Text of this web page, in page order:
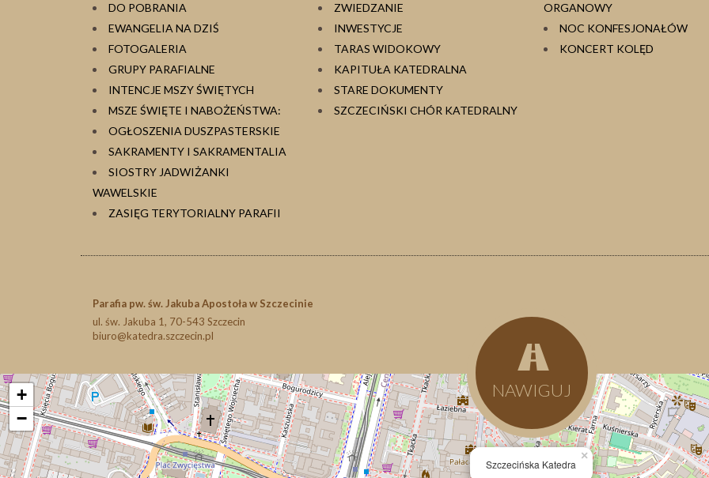
DO POBRANIA
EWANGELIA NA DZIŚ
FOTOGALERIA
GRUPY PARAFIALNE
INTENCJE MSZY ŚWIĘTYCH
MSZE ŚWIĘTE I NABOŻEŃSTWA:
OGŁOSZENIA DUSZPASTERSKIE
SAKRAMENTY I SAKRAMENTALIA
SIOSTRY JADWIŻANKI
WAWELSKIE
ZASIĘG TERYTORIALNY PARAFII
ZWIEDZANIE
INWESTYCJE
TARAS WIDOKOWY
KAPITUŁA KATEDRALNA
STARE DOKUMENTY
SZCZECIŃSKI CHÓR KATEDRALNY
ORGANOWY
NOC KONFESJONAŁÓW
KONCERT KOLĘD
Parafia pw. św. Jakuba Apostoła w Szczecinie
ul. św. Jakuba 1, 70-543 Szczecin
biuro@katedra.szczecin.pl
NAWIGUJ
Szczecińska Katedra
×
+
−